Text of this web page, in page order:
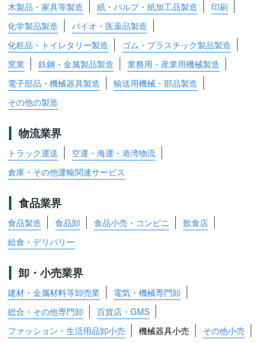
木製品・家具等製造
紙・パルプ・紙加工品製造
印刷
化学製品製造
バイオ・医薬品製造
化粧品・トイレタリー製造
ゴム・プラスチック製品製造
窯業
鉄鋼・金属製品製造
業務用・産業用機械製造
電子部品・機械器具製造
輸送用機械・部品製造
その他の製造
物流業界
トラック運送
空運・海運・港湾物流
倉庫・その他運輸関連サービス
食品業界
食品製造 食品卸 食品小売・コンビニ
飲食店
給食・デリバリー
卸・小売業界
建材・金属材料等卸売業
電気・機械専門卸
総合・その他専門卸
百貨店・GMS
ファッション・生活用品卸小売
機械器具小売
その他小売